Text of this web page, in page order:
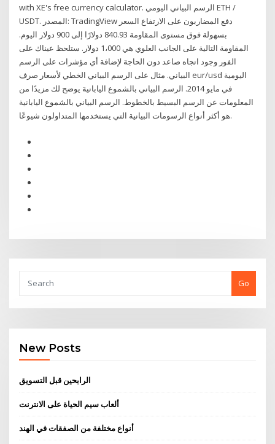
with XE's free currency calculator. الرسم البياني اليومي ETH /
USDT. المصدر: TradingView دفع المضاربون على الارتفاع السعر
بسهولة فوق مستوى المقاومة 840.93 دولارًا إلى 900 دولار اليوم.
المقاومة التالية على الجانب العلوي هي 1،000 دولار. ستلحظ عيناك على
الفور وجود اتجاه صاعد دون الحاجة لإضافة أي مؤشرات على الرسم
البياني. مثال على الرسم البياني الخطي لأسعار صرف eur/usd اليومية
في مايو 2014. الرسم البياني بالشموع اليابانية يوضح لك مزيدًا من
المعلومات عن الرسم البسيط بالخطوط. الرسم البياني بالشموع اليابانية
هو أكثر أنواع الرسومات البيانية التي يستخدمها المتداولون شيوعًا.
Go
New Posts
الرابحين قبل التسويق
ألعاب سيم الحياة على الانترنت
أنواع مختلفة من الصفقات في الهند